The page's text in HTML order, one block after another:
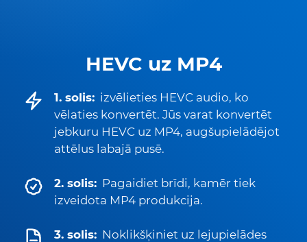
HEVC uz MP4
1. solis: izvēlieties HEVC audio, ko
vēlaties konvertēt. Jūs varat konvertēt
jebkuru HEVC uz MP4, augšupielādējot
attēlus labajā pusē.
2. solis: Pagaidiet brīdi, kamēr tiek
izveidota MP4 produkcija.
3. solis: Noklikšķiniet uz lejupielādes